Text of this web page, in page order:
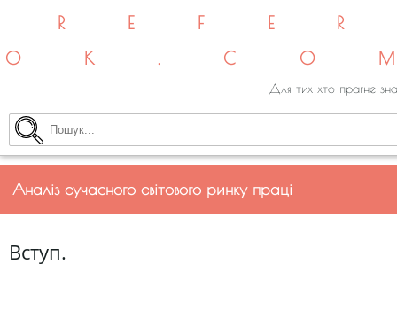
Для тих хто прагне
Аналіз сучасного світового ринку праці
Вступ.